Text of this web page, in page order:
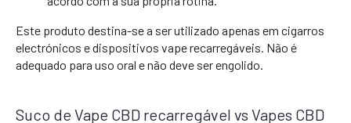
Este produto destina-se a ser utilizado apenas em cigarros
electrónicos e dispositivos vape recarregáveis. Não é
adequado para uso oral e não deve ser engolido.
Suco de Vape CBD recarregável vs Vapes CBD